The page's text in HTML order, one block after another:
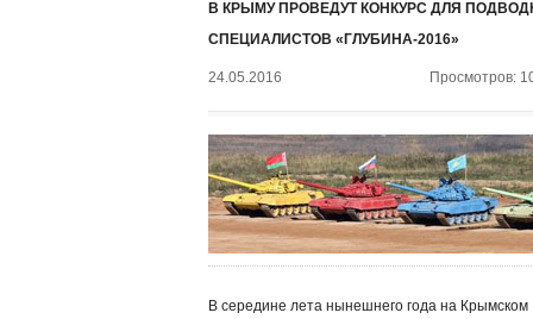
В КРЫМУ ПРОВЕДУТ КОНКУРС ДЛЯ
СПЕЦИАЛИСТОВ «ГЛУБИНА-2016»
24.05.2016 Просмотров:
В середине лета нынешнего года на Крымском